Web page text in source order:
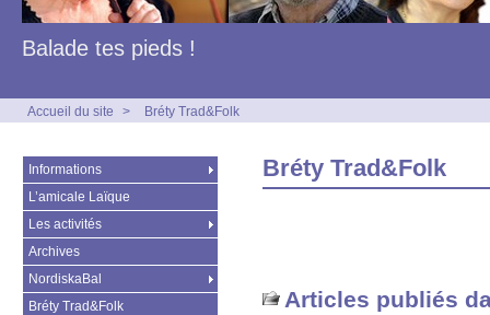
Balade tes pieds !
Accueil du site > Bréty Trad&Folk
Bréty Trad&Folk
Articles publiés
Informations
L’amicale Laïque
Les activités
Archives
NordiskaBal
Bréty Trad&Folk